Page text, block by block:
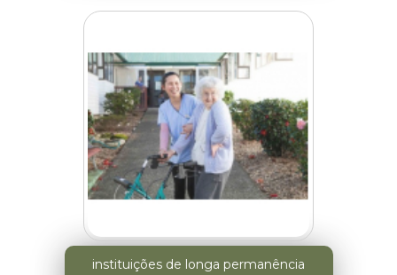
instituições de longa permanência